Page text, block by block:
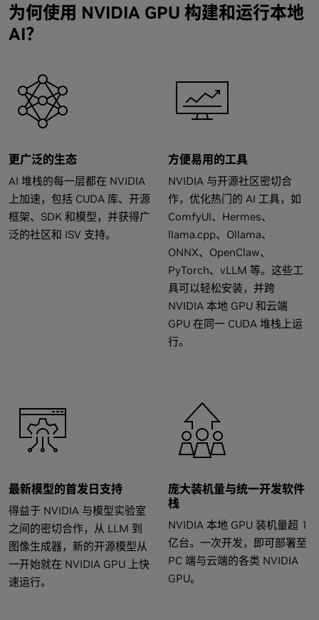
为何使用 NVIDIA GPU 构建和运行本地
AI？
更广泛的生态
AI 堆栈的每一层都在 NVIDIA
上加速，包括 CUDA 库、开源
框架、SDK 和模型，并获得广
泛的社区和 ISV 支持。
方便易用的工具
NVIDIA 与开源社区密切合
作，优化热门的 AI 工具，如
ComfyUI、Hermes、
llama.cpp、Ollama、
ONNX、OpenClaw、
PyTorch、vLLM 等。这些工
具可以轻松安装，并跨
NVIDIA 本地 GPU 和云端
GPU 在同一 CUDA 堆栈上运
行。
最新模型的首发日支持
得益于 NVIDIA 与模型实验室
之间的密切合作，从 LLM 到
图像生成器，新的开源模型从
一开始就在 NVIDIA GPU 上快
速运行。
庞大装机量与统一开发软件
栈
NVIDIA 本地 GPU 装机量超 1
亿台。一次开发，即可部署至
PC 端与云端的各类 NVIDIA
GPU。